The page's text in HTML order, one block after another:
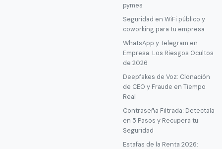
pymes
Seguridad en WiFi público y
coworking para tu empresa
WhatsApp y Telegram en
Empresa: Los Riesgos Ocultos
de 2026
Deepfakes de Voz: Clonación
de CEO y Fraude en Tiempo
Real
Contraseña Filtrada: Detectala
en 5 Pasos y Recupera tu
Seguridad
Estafas de la Renta 2026: